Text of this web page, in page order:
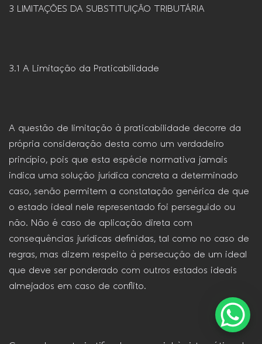
3 LIMITAÇÕES DA SUBSTITUIÇÃO TRIBUTÁRIA
3.1 A Limitação da Praticabilidade
A questão de limitação à praticabilidade decorre da
própria consideração desta como um verdadeiro
princípio, pois que esta espécie normativa jamais
indica uma solução jurídica concreta a determinado
caso, senão permitem a constatação genérica de que
o estado ideal nele representado foi perseguido ou
não. Não é caso de aplicação direta com
consequências jurídicas definidas, tal como no caso de
regras, mas dizem respeito à persecução de um ideal
que deve ser ponderado com outros estados ideais
almejados em caso de conflito.